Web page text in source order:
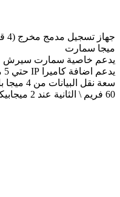
ميجا سمارت
يدعم خاصية سمارت سيرش
يدعم اضافة كاميرا IP حتي 5 ميجا
سعة نقل البيانات من 4 ميجا بايت حتي 20 ميجا بايت في IP
60 فريم \ الثانية عند 2 ميجابيكسل